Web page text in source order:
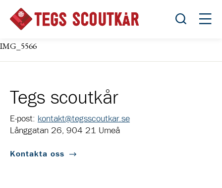
Öppna
IMG_5566
Tegs scoutkår
E-post: kontakt@tegsscoutkar.se
Långgatan 26, 904 21 Umeå
Kontakta oss